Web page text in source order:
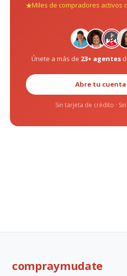
Miles de compradores activos
Únete a más de 23+ agentes
Abre tu
Sin tarjeta de crédito ·
compraymudate